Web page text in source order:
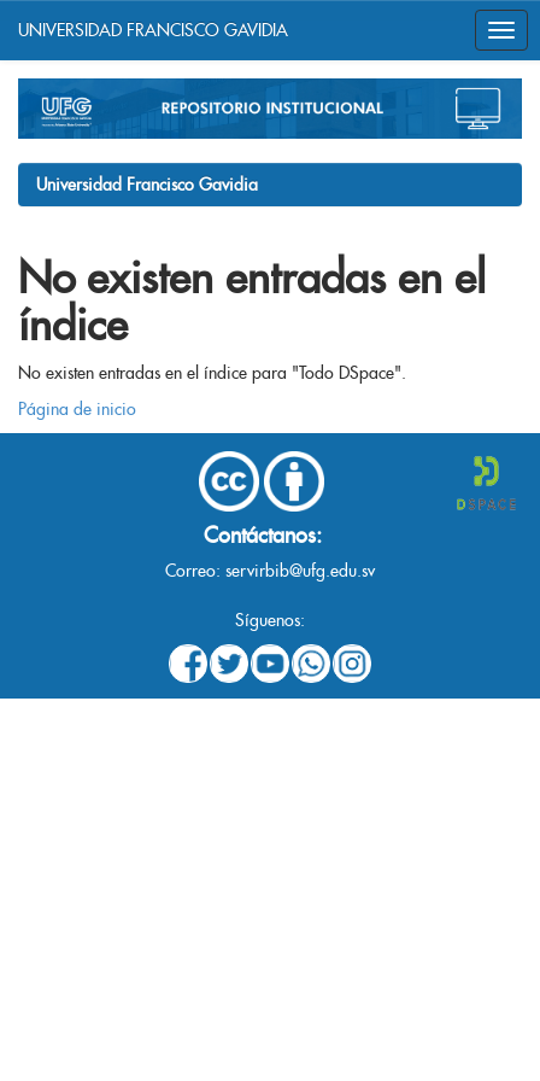
navigation
UNIVERSIDAD FRANCISCO GAVIDIA
Universidad Francisco Gavidia
No existen entradas en el
índice
No existen entradas en el índice para "Todo DSpace".
Página de inicio
Contáctanos:
Correo: servirbib@ufg.edu.sv
Síguenos: